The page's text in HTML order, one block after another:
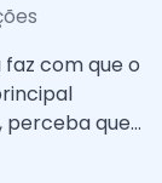
faz com que o
perceba que
e financiar